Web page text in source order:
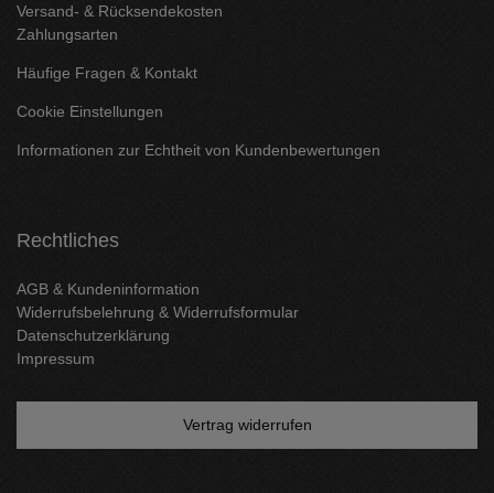
Versand- & Rücksendekosten
Zahlungsarten
Häufige Fragen & Kontakt
Cookie Einstellungen
Informationen zur Echtheit von Kundenbewertungen
Rechtliches
AGB & Kundeninformation
Widerrufsbelehrung & Widerrufsformular
Datenschutzerklärung
Impressum
Vertrag widerrufen